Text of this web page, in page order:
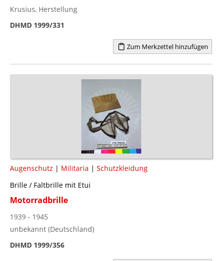
Krusius, Herstellung
DHMD 1999/331
Zum Merkzettel hinzufügen
Augenschutz | Militaria | Schutzkleidung
Brille / Faltbrille mit Etui
Motorradbrille
1939 - 1945
unbekannt (Deutschland)
DHMD 1999/356